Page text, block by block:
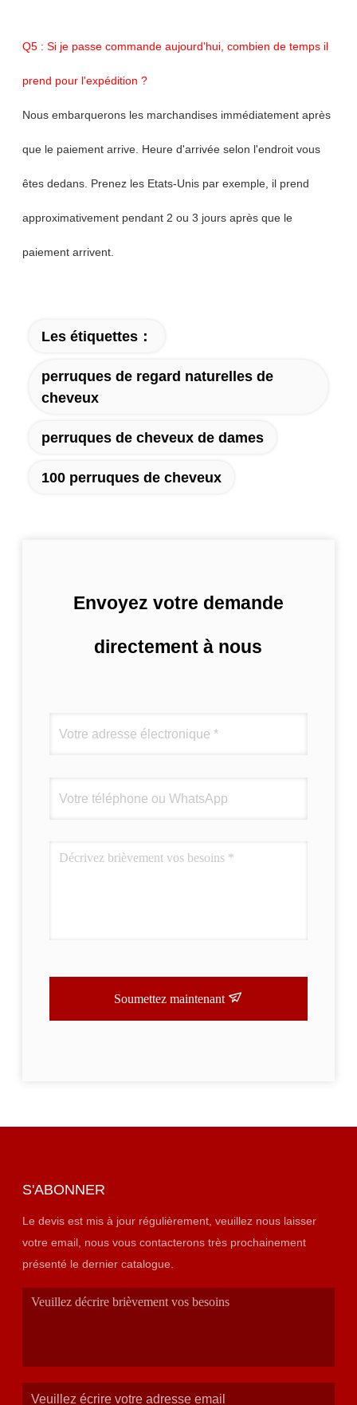
Q5 : Si je passe commande aujourd'hui, combien de temps il
prend pour l'expédition ?
Nous embarquerons les marchandises immédiatement après
que le paiement arrive. Heure d'arrivée selon l'endroit vous
êtes dedans. Prenez les Etats-Unis par exemple, il prend
approximativement pendant 2 ou 3 jours après que le
paiement arrivent.
Les étiquettes：
perruques de regard naturelles de
cheveux
perruques de cheveux de dames
100 perruques de cheveux
Envoyez votre demande
directement à nous
Soumettez maintenant
S'ABONNER
Le devis est mis à jour régulièrement, veuillez nous laisser
votre email, nous vous contacterons très prochainement
présenté le dernier catalogue.